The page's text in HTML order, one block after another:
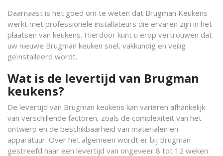
Daarnaast is het goed om te weten dat Brugman Keukens
werkt met professionele installateurs die ervaren zijn in het
plaatsen van keukens. Hierdoor kunt u erop vertrouwen dat
uw nieuwe Brugman keuken snel, vakkundig en veilig
geïnstalleerd wordt.
Wat is de levertijd van Brugman
keukens?
De levertijd van Brugman keukens kan variëren afhankelijk
van verschillende factoren, zoals de complexiteit van het
ontwerp en de beschikbaarheid van materialen en
apparatuur. Over het algemeen wordt er bij Brugman
gestreefd naar een levertijd van ongeveer 8 tot 12 weken